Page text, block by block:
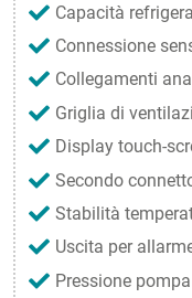
Capacità
Connessione
Collegamenti
Griglia di
Display touch-
Secondo
Stabilità
Uscita per
Pressione